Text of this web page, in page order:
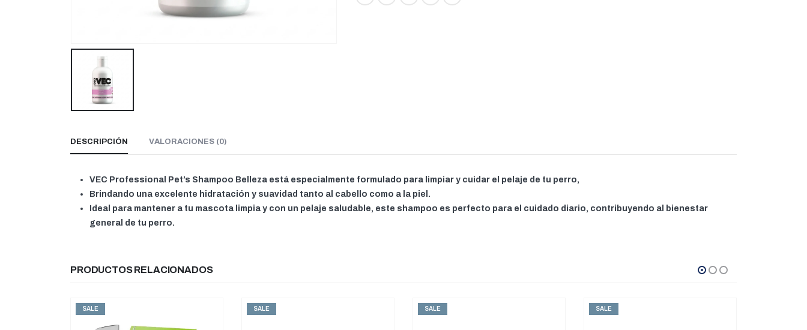
DESCRIPCIÓN VALORACIONES (0)
VEC Professional Pet’s Shampoo Belleza está especialmente formulado para limpiar y cuidar el pelaje de tu perro,
Brindando una excelente hidratación y suavidad tanto al cabello como a la piel.
Ideal para mantener a tu mascota limpia y con un pelaje saludable, este shampoo es perfecto para el cuidado diario, contribuyendo al bienestar
general de tu perro.
PRODUCTOS RELACIONADOS
SALE SALE SALE SALE